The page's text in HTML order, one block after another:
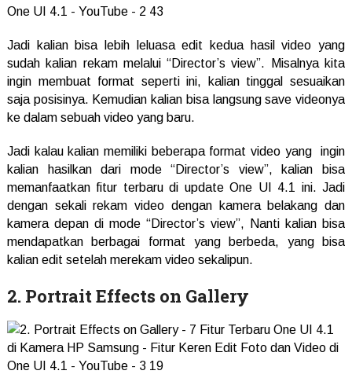
Jadi kalian bisa lebih leluasa edit kedua hasil video yang
sudah kalian rekam melalui “Director’s view”. Misalnya kita
ingin membuat format seperti ini, kalian tinggal sesuaikan
saja posisinya. Kemudian kalian bisa langsung save videonya
ke dalam sebuah video yang baru.
Jadi kalau kalian memiliki beberapa format video yang ingin
kalian hasilkan dari mode “Director’s view”, kalian bisa
memanfaatkan fitur terbaru di update One UI 4.1 ini. Jadi
dengan sekali rekam video dengan kamera belakang dan
kamera depan di mode “Director’s view”, Nanti kalian bisa
mendapatkan berbagai format yang berbeda, yang bisa
kalian edit setelah merekam video sekalipun.
2. Portrait Effects on Gallery